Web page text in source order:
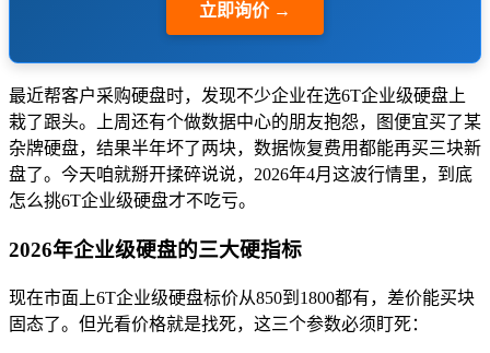
立即询价 →
最近帮客户采购硬盘时，发现不少企业在选6T企业级硬盘上
栽了跟头。上周还有个做数据中心的朋友抱怨，图便宜买了某
杂牌硬盘，结果半年坏了两块，数据恢复费用都能再买三块新
盘了。今天咱就掰开揉碎说说，2026年4月这波行情里，到底
怎么挑6T企业级硬盘才不吃亏。
2026年企业级硬盘的三大硬指标
现在市面上6T企业级硬盘标价从850到1800都有，差价能买块
固态了。但光看价格就是找死，这三个参数必须盯死：